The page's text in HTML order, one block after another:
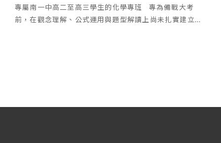
專屬南一中高二至高三學生的化學專班 專為備戰大考
前，在觀念理解、公式運用與題型解讀上尚未扎實建立...